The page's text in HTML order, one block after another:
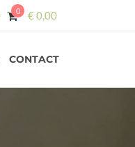
0 €0,00
CONTACT